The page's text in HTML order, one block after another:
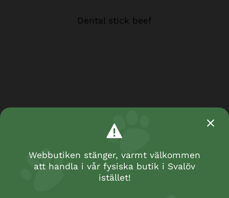
Dental stick beef
Webbutiken stänger, varmt välkommen
att handla i vår fysiska butik i Svalöv
istället!